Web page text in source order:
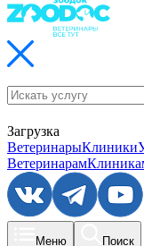
Загрузка
ВетеринарыКлиники
Ветеринарам
Меню Поиск